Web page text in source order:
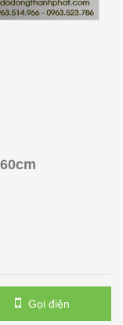
Gọi điện